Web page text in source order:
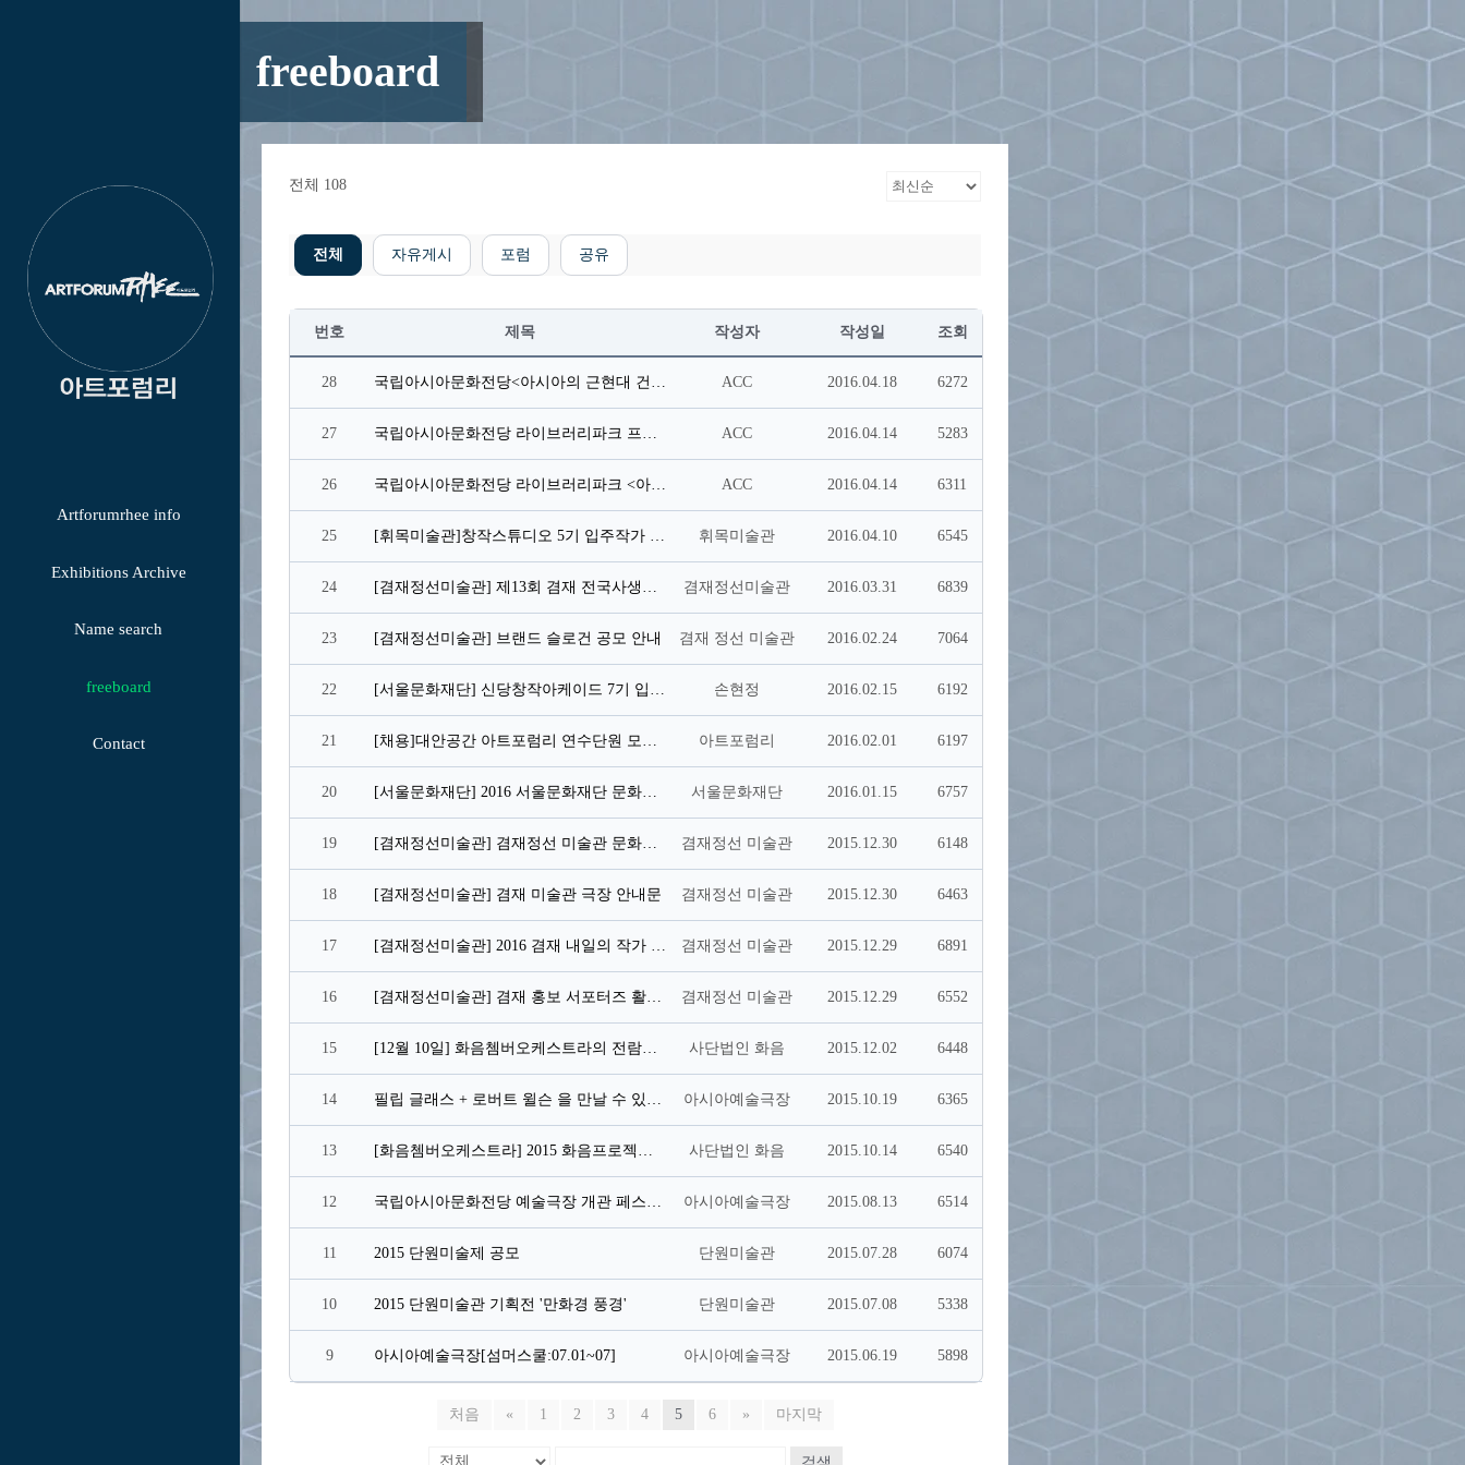
Artforumrhee info
Exhibitions Archive
Name search
freeboard
Contact
freeboard
전체 108
전체 자유게시 포럼 공유
번호 제목 작성자 작성일 조회
28 국립아시아문화전당<아시아의 근현대 건축> 국제 심포지엄 ACC 2016.04.18 6272
27 국립아시아문화전당 라이브러리파크 프로그램 – 라이브러리 스터디 ACC 2016.04.14 5283
26 국립아시아문화전당 라이브러리파크 <아시아의 소리와 음악> 특별전시 & 프로그램 ACC 2016.04.14 6311
25 [휘목미술관]창작스튜디오 5기 입주작가 모집공고 휘목미술관 2016.04.10 6545
24 [겸재정선미술관] 제13회 겸재 전국사생대회 개최 겸재정선미술관 2016.03.31 6839
23 [겸재정선미술관] 브랜드 슬로건 공모 안내 겸재 정선 미술관 2016.02.24 7064
22 [서울문화재단] 신당창작아케이드 7기 입주작가를 모십니다. 손현정 2016.02.15 6192
21 [채용]대안공간 아트포럼리 연수단원 모집합니다. 아트포럼리 2016.02.01 6197
20 [서울문화재단] 2016 서울문화재단 문화예술교육 공모지원사업 설명회 개최 서울문화재단 2016.01.15 6757
19 [겸재정선미술관] 겸재정선 미술관 문화자원봉사자 모집 안 겸재정선 미술관 2015.12.30 6148
18 [겸재정선미술관] 겸재 미술관 극장 안내문 겸재정선 미술관 2015.12.30 6463
17 [겸재정선미술관] 2016 겸재 내일의 작가 공모 겸재정선 미술관 2015.12.29 6891
16 [겸재정선미술관] 겸재 홍보 서포터즈 활동단 1기 모집 겸재정선 미술관 2015.12.29 6552
15 [12월 10일] 화음쳄버오케스트라의 전람회의 그림 사단법인 화음 2015.12.02 6448
14 필립 글래스 + 로버트 윌슨 을 만날 수 있는 마지막 기회! 아시아예술극장 2015.10.19 6365
13 [화음쳄버오케스트라] 2015 화음프로젝트 페스티벌에 초대합니다! 사단법인 화음 2015.10.14 6540
12 국립아시아문화전당 예술극장 개관 페스티벌 2015/09/04 - 2015/09/21 아시아예술극장 2015.08.13 6514
11 2015 단원미술제 공모 단원미술관 2015.07.28 6074
10 2015 단원미술관 기획전 '만화경 풍경' 단원미술관 2015.07.08 5338
9 아시아예술극장[섬머스쿨:07.01~07] 아시아예술극장 2015.06.19 5898
처음 « 1 2 3 4 5 6 » 마지막